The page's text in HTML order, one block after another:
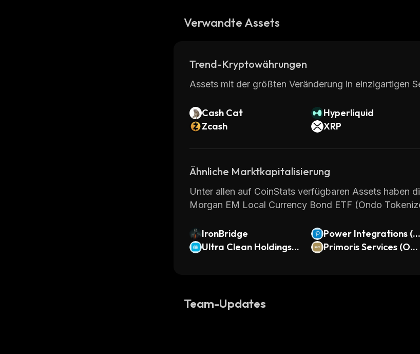
Verwandte Assets
Trend-Kryptowährungen
Assets mit der größten Veränderung in einzigartigen
Cash Cat Hyperliquid
Zcash
XRP
Ähnliche Marktkapitalisierung
Unter allen auf CoinStats verfügbaren Assets haben
Morgan EM Local Currency Bond ETF (Ondo
IronBridge
Power Integrations (O
ndo Tokenized)
Ultra Clean Holdings
Primoris Services (Ond
Team-Updates